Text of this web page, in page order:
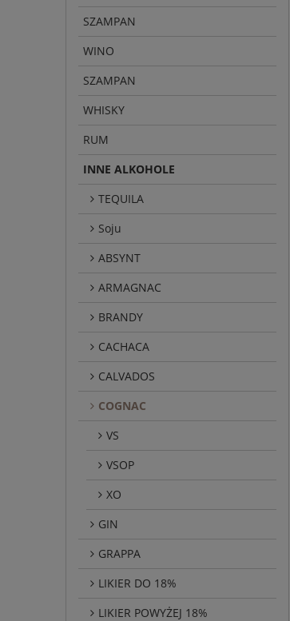
SZAMPAN
WINO
SZAMPAN
WHISKY
RUM
INNE ALKOHOLE
TEQUILA
Soju
ABSYNT
ARMAGNAC
BRANDY
CACHACA
CALVADOS
COGNAC
VS
VSOP
XO
GIN
GRAPPA
LIKIER DO 18%
LIKIER POWYŻEJ 18%